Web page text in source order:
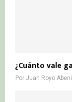
¿Cuánto vale
Por Juan Royo